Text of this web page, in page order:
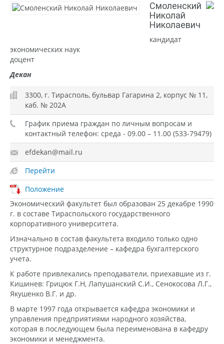
Смоленский
Николай
Николаевич
кандидат
экономических наук
доцент
Декан
3300, г. Тирасполь, бульвар Гагарина 2, корпус № 11,
каб. № 202А
График приема граждан по личным вопросам и
контактный телефон: среда - 09.00 – 11.00 (533-79479)
efdekan@mail.ru
Перейти
Положение
Экономический факультет был образован 25 декабре 1990
г. в составе Тираспольского государственного
корпоративного университета.
Изначально в состав факультета входило только одно
структурное подразделение – кафедра бухгалтерского
учета.
К работе привлекались преподаватели, приехавшие из г.
Кишинев: Грицюк Г.Н, Лапушанский С.И., Сенокосова Л.Г.,
Якушенко В.Г. и др.
В марте 1997 года открывается кафедра экономики и
управления предприятиями народного хозяйства,
которая в последующем была переименована в кафедру
экономики и менеджмента.